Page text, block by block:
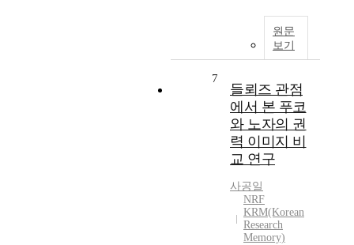
원문
보기
7
들뢰즈 관점
에서 본 푸코
와 노자의 권
력 이미지 비
교 연구
사공일
NRF
KRM(Korean
Research
Memory)